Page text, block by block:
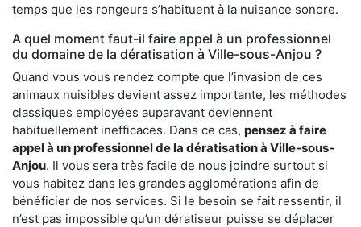
temps que les rongeurs s’habituent à la nuisance sonore.
A quel moment faut-il faire appel à un professionnel
du domaine de la dératisation à Ville-sous-Anjou ?
Quand vous vous rendez compte que l’invasion de ces
animaux nuisibles devient assez importante, les méthodes
classiques employées auparavant deviennent
habituellement inefficaces. Dans ce cas, pensez à faire
appel à un professionnel de la dératisation à Ville-sous-
Anjou. Il vous sera très facile de nous joindre surtout si
vous habitez dans les grandes agglomérations afin de
bénéficier de nos services. Si le besoin se fait ressentir, il
n’est pas impossible qu’un dératiseur puisse se déplacer